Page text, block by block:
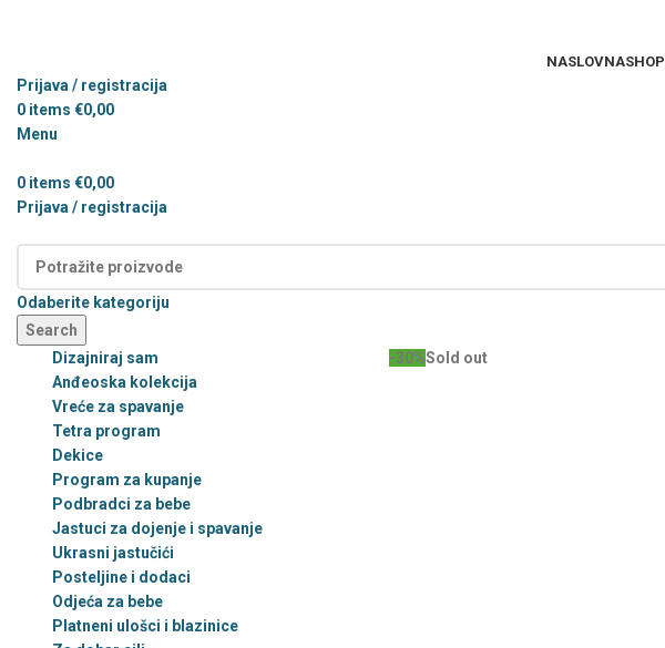
NASLOVNASHOP
Prijava / registracija
0 items €0,00
Menu
0 items €0,00
Prijava / registracija
Odaberite kategoriju
Search
-30%Sold out
Dizajniraj sam
Anđeoska kolekcija
Vreće za spavanje
Tetra program
Dekice
Program za kupanje
Podbradci za bebe
Jastuci za dojenje i spavanje
Ukrasni jastučići
Posteljine i dodaci
Odjeća za bebe
Platneni ulošci i blazinice